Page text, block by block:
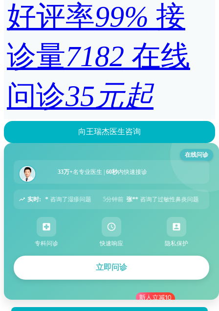
好评率99% 接
诊量7182 在线
问诊35元起
向王瑞杰医生咨询
在线问诊
33万+名专业医生 | 60秒内快速接诊
实时:
5分钟前 张** 咨询了过敏性鼻炎问题 6分钟前 周** 咨询了胃痛问题
专科问诊 快速响应 隐私保护
立即问诊